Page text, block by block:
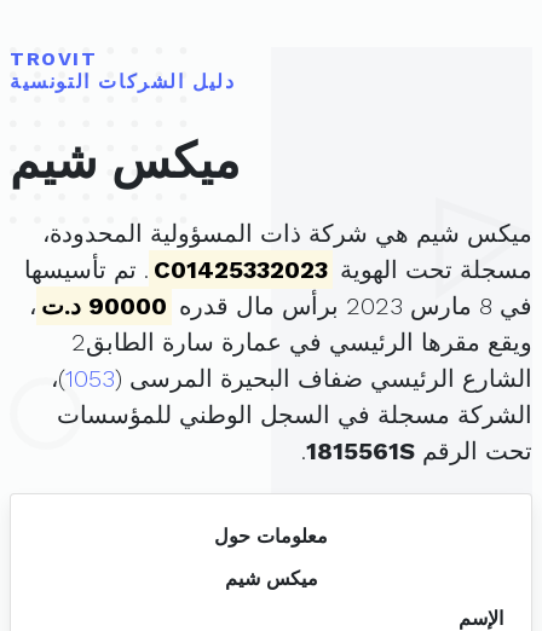
TROVIT
دليل الشركات التونسية
ميكس شيم
ميكس شيم هي شركة ذات المسؤولية المحدودة،
مسجلة تحت الهوية C01425332023 . تم تأسيسها
في 8 مارس 2023 برأس مال قدره
90000 د.ت
،
ويقع مقرها الرئيسي في عمارة سارة الطابق2
الشارع الرئيسي ضفاف البحيرة المرسى (1053)،
الشركة مسجلة في السجل الوطني للمؤسسات
تحت الرقم 1815561S
.
معلومات حول
ميكس شيم
الإسم